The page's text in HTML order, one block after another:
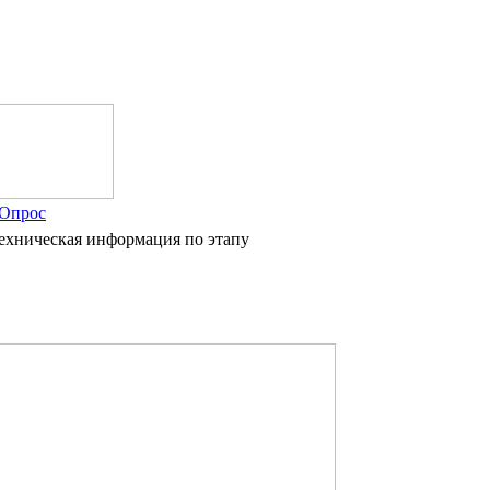
информация по этапу